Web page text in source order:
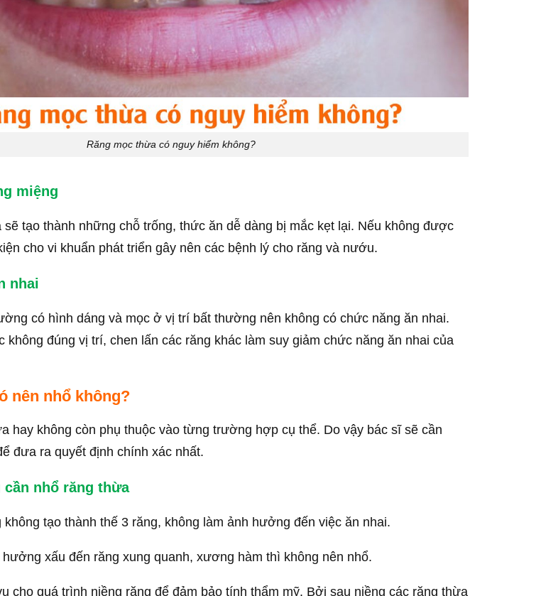
Răng mọc thừa có nguy hiểm không?
miệng
sẽ tạo thành những chỗ trống, thức ăn dễ dàng bị mắc kẹt lại. Nếu không được
cho vi khuẩn phát triển gây nên các bệnh lý cho răng và nướu.
nhai
có hình dáng và mọc ở vị trí bất thường nên không có chức năng ăn nhai.
không đúng vị trí, chen lấn các răng khác làm suy giảm chức năng ăn nhai của
nên nhổ không?
hay không còn phụ thuộc vào từng trường hợp cụ thể. Do vậy bác sĩ sẽ cần
đưa ra quyết định chính xác nhất.
nhổ răng thừa
tạo thành thế 3 răng, không làm ảnh hưởng đến việc ăn nhai.
xấu đến răng xung quanh, xương hàm thì không nên nhổ.
cho quá trình niềng răng để đảm bảo tính thẩm mỹ. Bởi sau niềng các răng thừa